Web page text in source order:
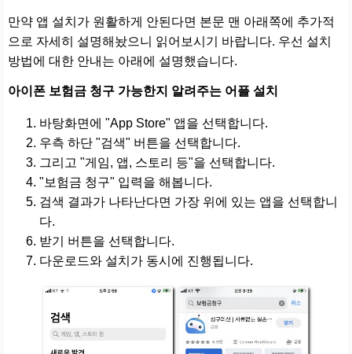
만약 앱 설치가 원활하게 안된다면 본문 맨 아래쪽에 추가적
으로 자세히 설명해놨으니 읽어보시기 바랍니다. 우선 설치
방법에 대한 안내는 아래에 설명했습니다.
아이폰 보험금 청구 가능한지 알려주는 어플 설치
바탕화면에 "App Store" 앱을 선택합니다.
우측 하단 "검색" 버튼을 선택합니다.
그리고 "게임, 앱, 스토리 등"을 선택합니다.
"보험금 청구" 입력을 해봅니다.
검색 결과가 나타난다면 가장 위에 있는 앱을 선택합니
다.
받기 버튼을 선택합니다.
다운로드와 설치가 동시에 진행됩니다.